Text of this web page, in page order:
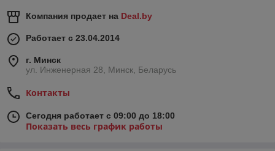
Компания продает на Deal.by
Работает с 23.04.2014
г. Минск
ул. Инженерная 28, Минск, Беларусь
Контакты
Сегодня работает с 09:00 до 18:00
Показать весь график работы